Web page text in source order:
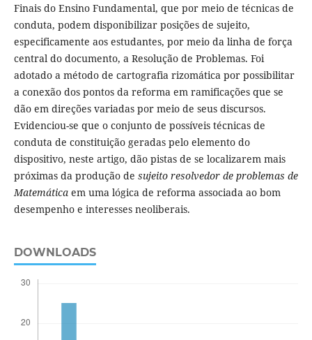
Finais do Ensino Fundamental, que por meio de técnicas de
conduta, podem disponibilizar posições de sujeito,
especificamente aos estudantes, por meio da linha de força
central do documento, a Resolução de Problemas. Foi
adotado a método de cartografia rizomática por possibilitar
a conexão dos pontos da reforma em ramificações que se
dão em direções variadas por meio de seus discursos.
Evidenciou-se que o conjunto de possíveis técnicas de
conduta de constituição geradas pelo elemento do
dispositivo, neste artigo, dão pistas de se localizarem mais
próximas da produção de sujeito resolvedor de problemas de
Matemáticaem uma lógica de reforma associada ao bom
desempenho e interesses neoliberais.
DOWNLOADS